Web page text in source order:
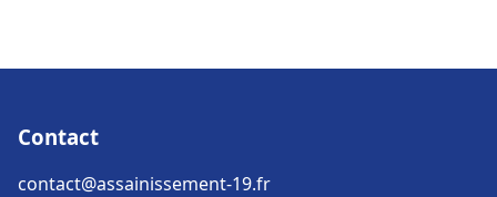
Contact
contact@assainissement-19.fr